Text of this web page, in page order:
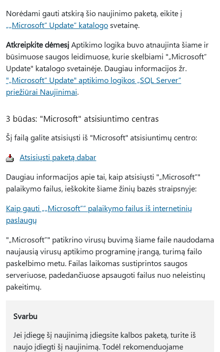
Norėdami gauti atskirą šio naujinimo paketą, eikite į
„„Microsoft“ Update“ katalogosvetainę.
Atkreipkite dėmesįAptikimo logika buvo atnaujinta šiame ir
būsimuose saugos leidimuose, kurie skelbiami "„Microsoft“
Update" katalogo svetainėje. Daugiau informacijos žr.
"„Microsoft“ Update" aptikimo logikos „SQL Server“
priežiūrai Naujinimai.
3 būdas: "Microsoft" atsisiuntimo centras
Šį failą galite atsisiųsti iš "Microsoft" atsisiuntimų centro:
Atsisiųsti paketą dabar
Daugiau informacijos apie tai, kaip atsisiųsti "„Microsoft“"
palaikymo failus, ieškokite šiame žinių bazės straipsnyje:
Kaip gauti „„Microsoft““ palaikymo failus iš internetinių
paslaugų
"„Microsoft“" patikrino virusų buvimą šiame faile naudodama
naujausią virusų aptikimo programinę įrangą, turimą failo
paskelbimo metu. Failas laikomas sustiprintos saugos
serveriuose, padedančiuose apsaugoti failus nuo neleistinų
pakeitimų.
Svarbu
Jei įdiegę šį naujinimą įdiegsite kalbos paketą, turite iš
naujo įdiegti šį naujinimą. Todėl rekomenduojame